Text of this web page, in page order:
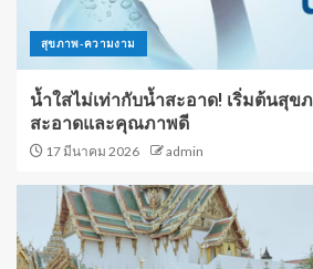
สุขภาพ-ความงาม
น้ำใสไม่เท่ากับน้ำสะอาด! เริ่มต้นสุข
สะอาดและคุณภาพดี
17 มีนาคม 2026 admin